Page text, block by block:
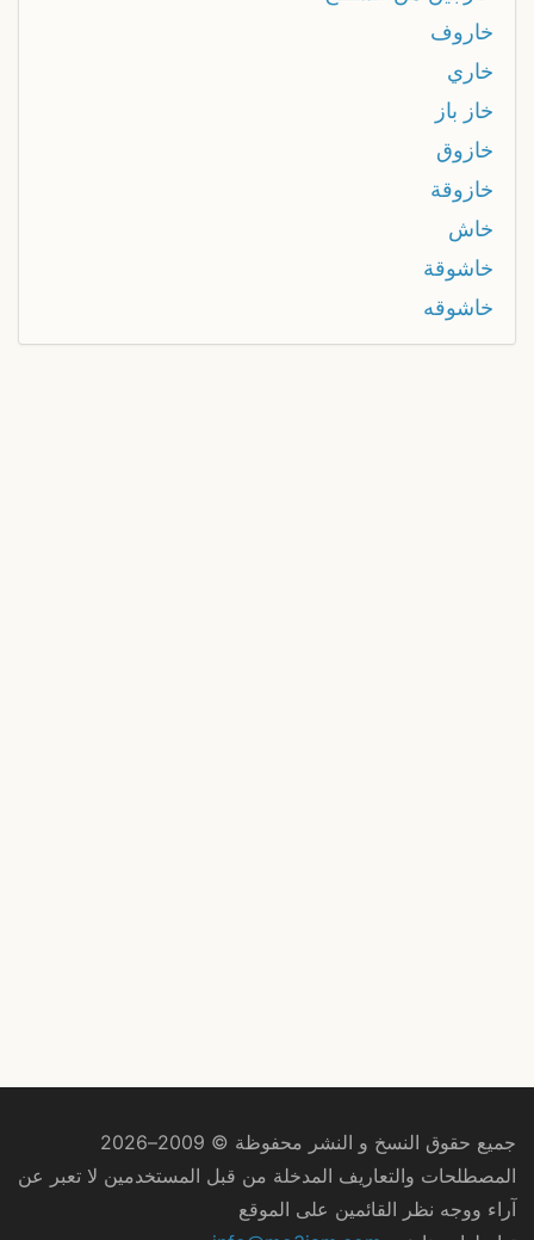
خاروف
خاري
خاز باز
خازوق
خازوقة
خاش
خاشوقة
خاشوقه
جميع حقوق النسخ و النشر محفوظة © 2009–2026
المصطلحات والتعاريف المدخلة من قبل المستخدمين لا تعبر عن
آراء ووجه نظر القائمين على الموقع